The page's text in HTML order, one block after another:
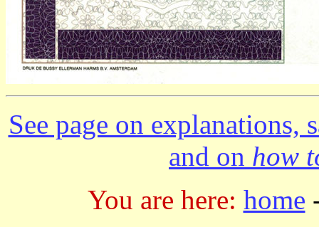
See page on explanations,
and on how
You are here: home